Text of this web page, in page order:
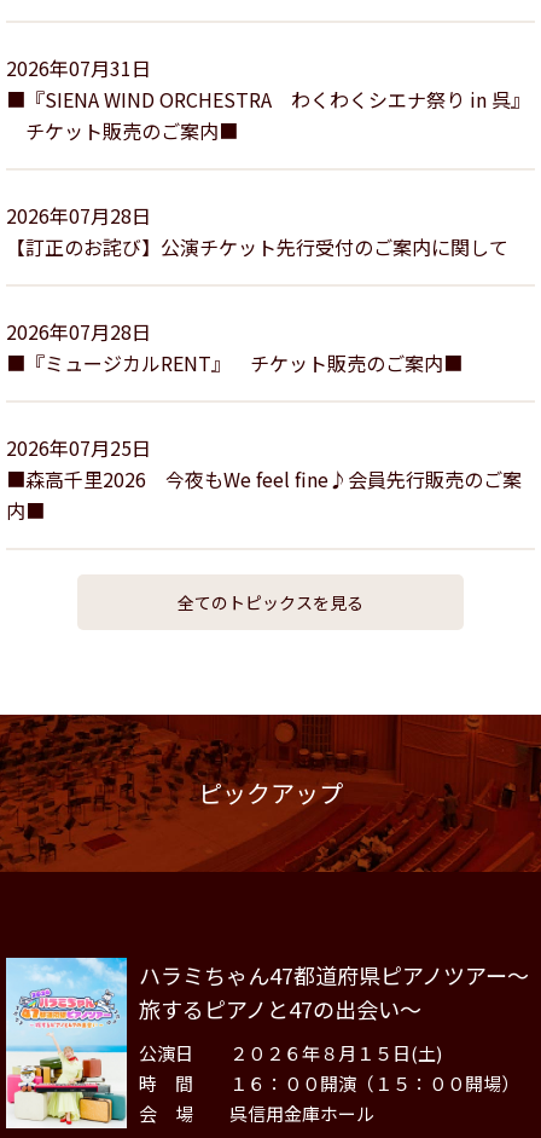
2026年07月31日
■『SIENA WIND ORCHESTRA わくわくシエナ祭り in 呉』
チケット販売のご案内■
2026年07月28日
【訂正のお詫び】公演チケット先行受付のご案内に関して
2026年07月28日
■『ミュージカルRENT』 チケット販売のご案内■
2026年07月25日
■森高千里2026 今夜もWe feel fine♪会員先行販売のご案
内■
全てのトピックスを見る
ピックアップ
ハラミちゃん47都道府県ピアノツアー～
旅するピアノと47の出会い～
公演日 ２０２６年８月１５日(土)
時 間 １６：００開演（１５：００開場）
会 場 呉信用金庫ホール